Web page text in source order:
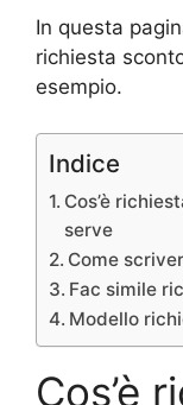
In questa
richiesta
esempio.
Indice
Cos’è
serve
Come
Fac simile
Modello
Cos’è